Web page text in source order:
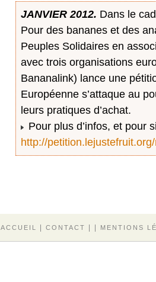
JANVIER 2012. Dans le
Pour des bananes et des
Peuples Solidaires en
avec trois organisations
Bananalink) lance une
Européenne s’attaque au
leurs pratiques d’achat.
Pour plus d’infos, et pour
http://
ACCUEIL CONTACT MENTIONS